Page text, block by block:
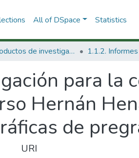
All of DSpace Statistics
1.1 Productos de investigación 1.1.2.
para la
Hernán
de
URI